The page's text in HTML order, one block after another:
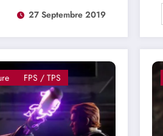
27 Septembre 2019
FPS / TPS